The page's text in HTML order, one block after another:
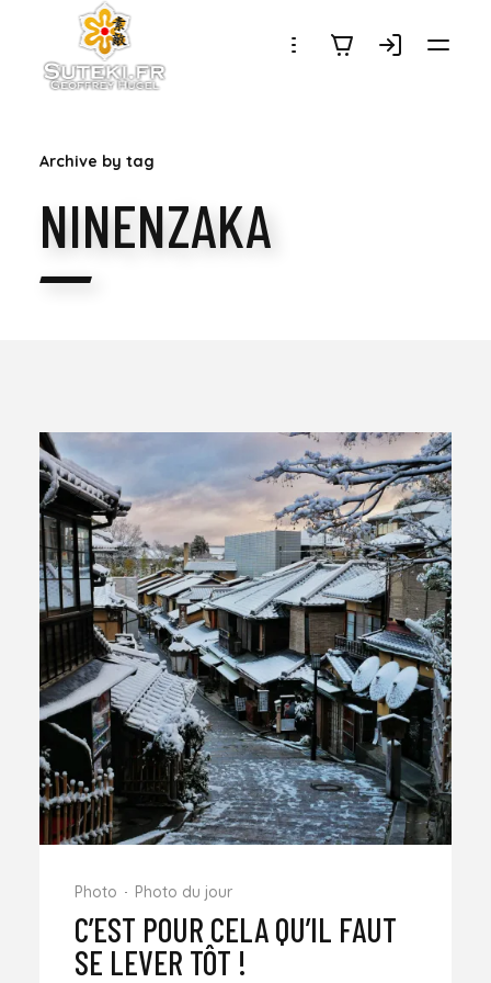
SUTEKI.FR
Archive by tag
NINENZAKA
Photo Photo du jour
C’EST POUR CELA QU’IL FAUT
SE LEVER TÔT !